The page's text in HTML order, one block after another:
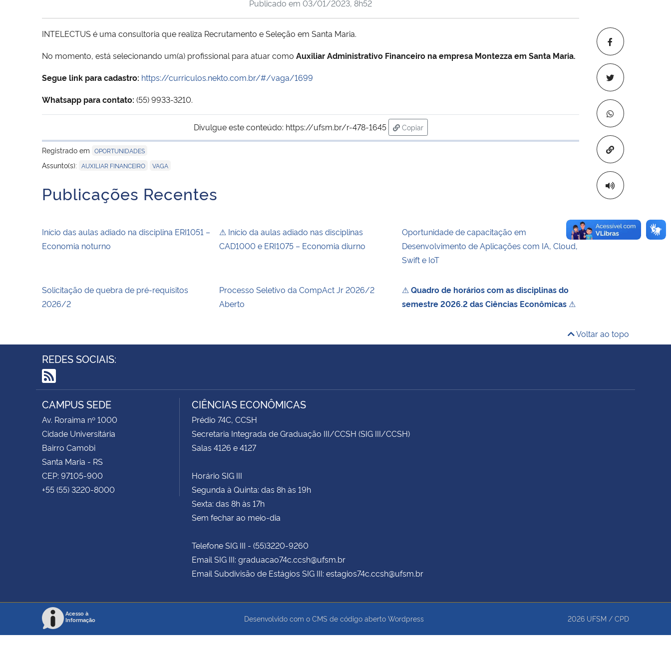
Copiar para
Publicado em 03/01/2023, 8h52
INTELECTUS é uma consultoria que realiza Recrutamento e Seleção em Santa Maria.
No momento, está selecionando um(a) profissional para atuar como Auxiliar Administrativo Financeiro na empresa Montezza em Santa Maria.
Segue link para cadastro: https://curriculos.nekto.com.br/#/vaga/1699
Whatsapp para contato: (55) 9933-3210.
Divulgue este conteúdo: https://ufsm.br/r-478-1645
Copiar
para área de transferência
Registrado em OPORTUNIDADES
Assunto(s): AUXILIAR FINANCEIRO VAGA
Publicações Recentes
Início das aulas adiado na disciplina ERI1051 –
Economia noturno
⚠ Início da aulas adiado nas disciplinas
CAD1000 e ERI1075 – Economia diurno
Oportunidade de capacitação em
Desenvolvimento de Aplicações com IA, Cloud,
Swift e IoT
Solicitação de quebra de pré-requisitos
2026/2
Processo Seletivo da CompAct Jr 2026/2
Aberto
⚠Quadro de horários com as disciplinas do
semestre 2026.2 das Ciências Econômicas ⚠
Voltar ao topo
REDES SOCIAIS:
RSS
CAMPUS SEDE
Av. Roraima nº 1000
Cidade Universitária
Bairro Camobi
Santa Maria - RS
CEP: 97105-900
+55 (55) 3220-8000
CIÊNCIAS ECONÔMICAS
Prédio 74C, CCSH
Secretaria Integrada de Graduação III/CCSH (SIG III/CCSH)
Salas 4126 e 4127
Horário SIG III
Segunda à Quinta: das 8h às 19h
Sexta: das 8h às 17h
Sem fechar ao meio-dia
Telefone SIG III - (55)3220-9260
Email SIG III: graduacao74c.ccsh@ufsm.br
Email Subdivisão de Estágios SIG III: estagios74c.ccsh@ufsm.br
Acesso à
Informação
Desenvolvido com o CMS de código aberto Wordpress 2026 UFSM / CPD